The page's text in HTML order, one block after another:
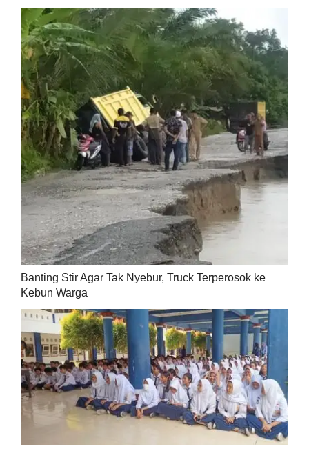
Banting Stir Agar Tak Nyebur, Truck Terperosok ke
Kebun Warga